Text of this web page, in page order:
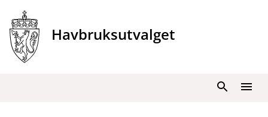
innhold
Havbruksutvalget
Meny
Søk